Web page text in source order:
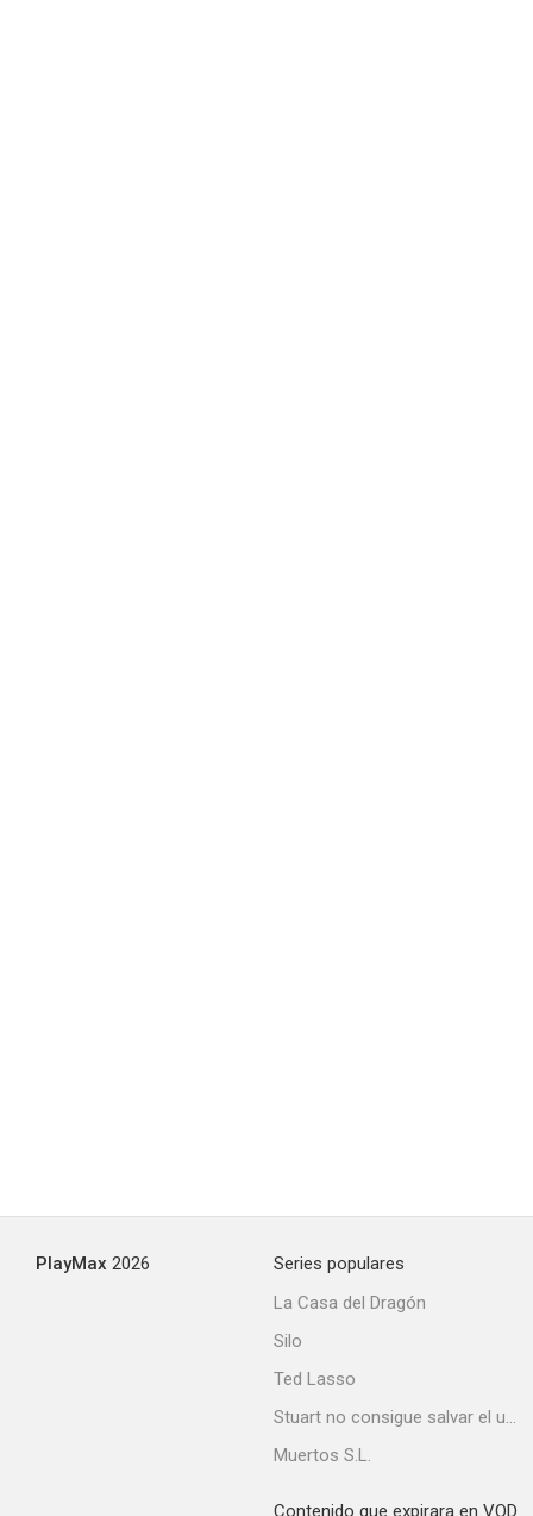
PlayMax 2026
Series populares
La Casa del Dragón
Silo
Ted Lasso
Stuart no consigue salvar el universo
Muertos S.L.
Contenido que expirara en VOD